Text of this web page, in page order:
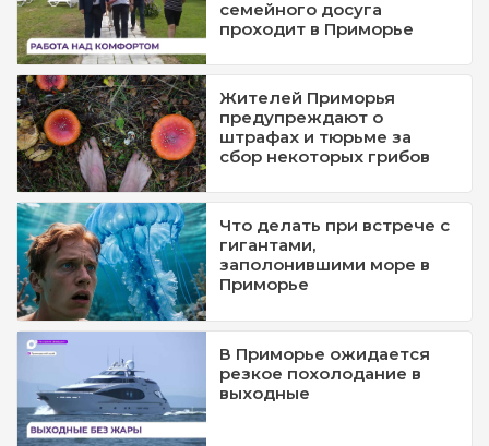
семейного досуга
проходит в Приморье
Жителей Приморья
предупреждают о
штрафах и тюрьме за
сбор некоторых грибов
Что делать при встрече с
гигантами,
заполонившими море в
Приморье
В Приморье ожидается
резкое похолодание в
выходные